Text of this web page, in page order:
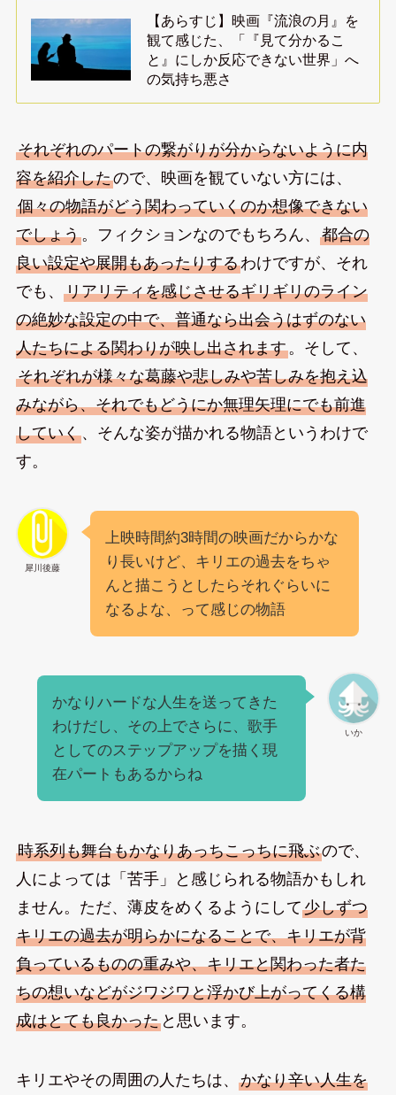
【あらすじ】映画『流浪の月』を
観て感じた、「『見て分かるこ
と』にしか反応できない世界」へ
の気持ち悪さ
それぞれのパートの繋がりが分からないように内
容を紹介したので、映画を観ていない方には、
個々の物語がどう関わっていくのか想像できない
でしょう。フィクションなのでもちろん、 都合の
良い設定や展開もあったりするわけですが、それ
でも、 リアリティを感じさせるギリギリのライン
の絶妙な設定の中で、普通なら出会うはずのない
人たちによる関わりが映し出されます。そして、
それぞれが様々な葛藤や悲しみや苦しみを抱え込
みながら、それでもどうにか無理矢理にでも前進
していく、そんな姿が描かれる物語というわけで
す。
犀川後藤
上映時間約3時間の映画だからかな
り長いけど、キリエの過去をちゃ
んと描こうとしたらそれぐらいに
なるよな、って感じの物語
いか
かなりハードな人生を送ってきた
わけだし、その上でさらに、歌手
としてのステップアップを描く現
在パートもあるからね
時系列も舞台もかなりあっちこっちに飛ぶので、
人によっては「苦手」と感じられる物語かもしれ
ません。ただ、薄皮をめくるようにして少しずつ
キリエの過去が明らかになることで、キリエが背
負っているものの重みや、キリエと関わった者た
ちの想いなどがジワジワと浮かび上がってくる構
成はとても良かったと思います。
キリエやその周囲の人たちは、 かなり辛い人生を